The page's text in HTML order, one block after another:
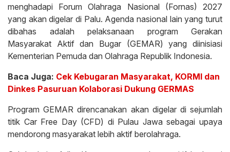
menghadapi Forum Olahraga Nasional (Fornas) 2027
yang akan digelar di Palu. Agenda nasional lain yang turut
dibahas adalah pelaksanaan program Gerakan
Masyarakat Aktif dan Bugar (GEMAR) yang diinisiasi
Kementerian Pemuda dan Olahraga Republik Indonesia.
Baca Juga: Cek Kebugaran Masyarakat, KORMI dan
Dinkes Pasuruan Kolaborasi Dukung GERMAS
Program GEMAR direncanakan akan digelar di sejumlah
titik Car Free Day (CFD) di Pulau Jawa sebagai upaya
mendorong masyarakat lebih aktif berolahraga.